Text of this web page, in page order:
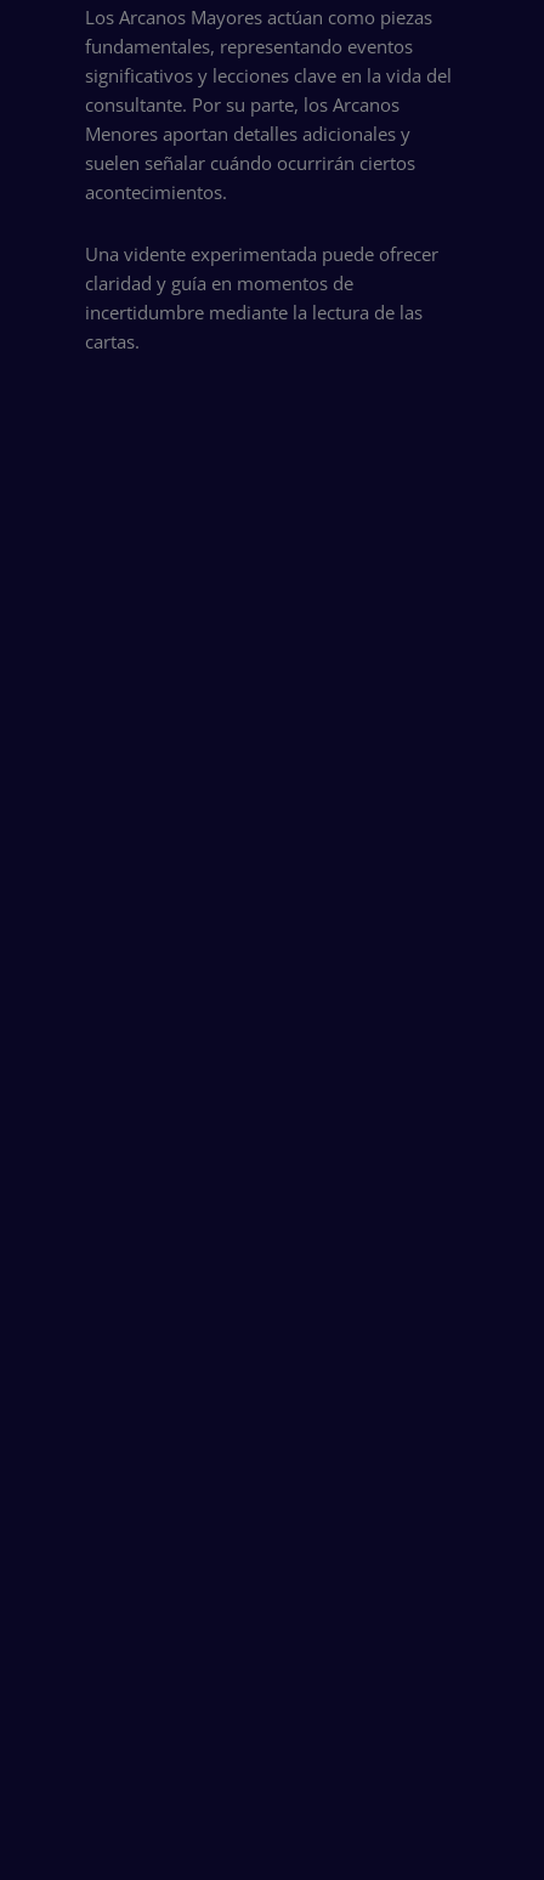
Los Arcanos Mayores actúan como piezas
fundamentales, representando eventos
significativos y lecciones clave en la vida del
consultante. Por su parte, los Arcanos
Menores aportan detalles adicionales y
suelen señalar cuándo ocurrirán ciertos
acontecimientos.
Una vidente experimentada puede ofrecer
claridad y guía en momentos de
incertidumbre mediante la lectura de las
cartas.